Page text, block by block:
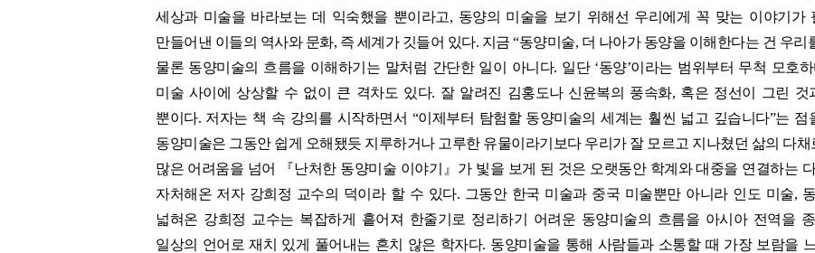
세상과 미술을 바라보는 데 익숙했을 뿐이라고, 동양의 미술을 보기 위해선 우리에게 꼭 맞는 이야기가
만들어낸 이들의 역사와 문화, 즉 세계가 깃들어 있다. 지금 “동양미술, 더 나아가 동양을 이해한다는 건 우리
물론 동양미술의 흐름을 이해하기는 말처럼 간단한 일이 아니다. 일단 ‘동양’이라는 범위부터 무척 모호
미술 사이에 상상할 수 없이 큰 격차도 있다. 잘 알려진 김홍도나 신윤복의 풍속화, 혹은 정선이 그린
뿐이다. 저자는 책 속 강의를 시작하면서 “이제부터 탐험할 동양미술의 세계는 훨씬 넓고 깊습니다”는
동양미술은 그동안 쉽게 오해됐듯 지루하거나 고루한 유물이라기보다 우리가 잘 모르고 지나쳤던 삶의 다채
많은 어려움을 넘어 『난처한 동양미술 이야기』가 빛을 보게 된 것은 오랫동안 학계와 대중을 연결하는
자처해온 저자 강희정 교수의 덕이라 할 수 있다. 그동안 한국 미술과 중국 미술뿐만 아니라 인도 미술,
넓혀온 강희정 교수는 복잡하게 흩어져 한줄기로 정리하기 어려운 동양미술의 흐름을 아시아 전역을
일상의 언어로 재치 있게 풀어내는 흔치 않은 학자다. 동양미술을 통해 사람들과 소통할 때 가장 보람을